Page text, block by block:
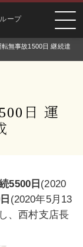
ープ
無事故1500日 継続達
日 運
5500 日 (2020
日 (2020年5月13
、西村支店長